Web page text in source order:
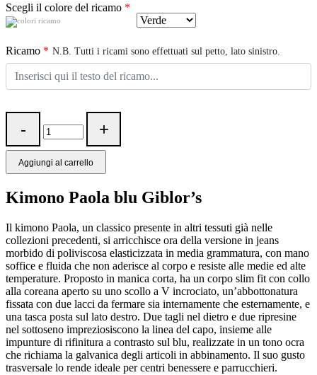
Scegli il colore del ricamo *
Ricamo * N.B. Tutti i ricami sono effettuati sul petto, lato sinistro.
Aggiungi al carrello
Kimono Paola blu Giblor’s
Il kimono Paola, un classico presente in altri tessuti già nelle
collezioni precedenti, si arricchisce ora della versione in jeans
morbido di poliviscosa elasticizzata in media grammatura, con mano
soffice e fluida che non aderisce al corpo e resiste alle medie ed alte
temperature. Proposto in manica corta, ha un corpo slim fit con collo
alla coreana aperto su uno scollo a V incrociato, un’abbottonatura
fissata con due lacci da fermare sia internamente che esternamente, e
una tasca posta sul lato destro. Due tagli nel dietro e due ripresine
nel sottoseno impreziosiscono la linea del capo, insieme alle
impunture di rifinitura a contrasto sul blu, realizzate in un tono ocra
che richiama la galvanica degli articoli in abbinamento. Il suo gusto
trasversale lo rende ideale per centri benessere e parrucchieri.